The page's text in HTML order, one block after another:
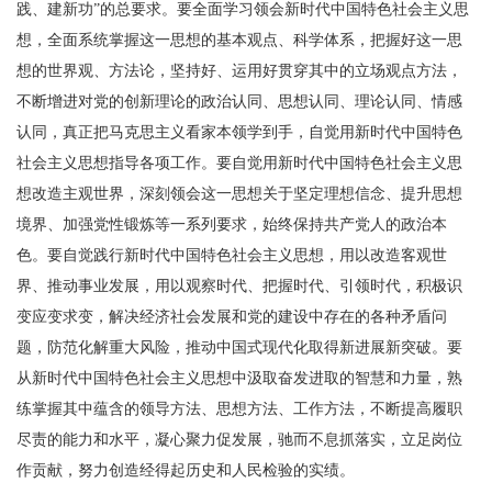
践、建新功”的总要求。要全面学习领会新时代中国特色社会主义思
想，全面系统掌握这一思想的基本观点、科学体系，把握好这一思
想的世界观、方法论，坚持好、运用好贯穿其中的立场观点方法，
不断增进对党的创新理论的政治认同、思想认同、理论认同、情感
认同，真正把马克思主义看家本领学到手，自觉用新时代中国特色
社会主义思想指导各项工作。要自觉用新时代中国特色社会主义思
想改造主观世界，深刻领会这一思想关于坚定理想信念、提升思想
境界、加强党性锻炼等一系列要求，始终保持共产党人的政治本
色。要自觉践行新时代中国特色社会主义思想，用以改造客观世
界、推动事业发展，用以观察时代、把握时代、引领时代，积极识
变应变求变，解决经济社会发展和党的建设中存在的各种矛盾问
题，防范化解重大风险，推动中国式现代化取得新进展新突破。要
从新时代中国特色社会主义思想中汲取奋发进取的智慧和力量，熟
练掌握其中蕴含的领导方法、思想方法、工作方法，不断提高履职
尽责的能力和水平，凝心聚力促发展，驰而不息抓落实，立足岗位
作贡献，努力创造经得起历史和人民检验的实绩。